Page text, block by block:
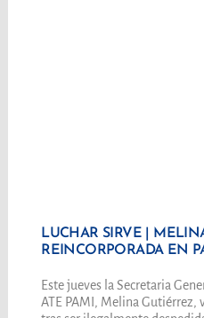
LUCHAR SIRVE |
REINCORPORADA EN
Este jueves la Secretaria
ATE PAMI, Melina Gutiérrez,